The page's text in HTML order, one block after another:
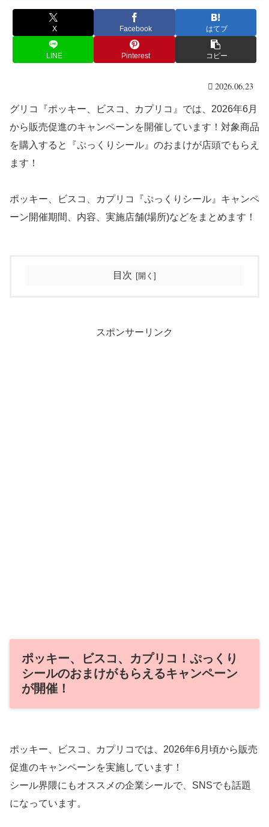
X Facebook はてブ
LINE Pinterest コピー
2026.06.23
グリコ『ポッキー、ビスコ、カプリコ』では、2026年6月
から販売促進のキャンペーンを開催しています！対象商品
を購入すると『ぷっくりシール』のおまけが店頭でもらえ
ます！
ポッキー、ビスコ、カプリコ『ぷっくりシール』キャンペ
ーン開催期間、内容、実施店舗(場所)などをまとめます！
目次
スポンサーリンク
ポッキー、ビスコ、カプリコ！ぷっくり
シールのおまけがもらえるキャンペーン
が開催！
ポッキー、ビスコ、カプリコでは、2026年6月頃から販売
促進のキャンペーンを実施しています！
シール界隈にもオススメの企業シールで、SNSでも話題
になっています。